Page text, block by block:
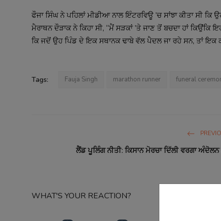
ਫੌਜਾ ਸਿੰਘ ਨੇ ਪਹਿਲਾਂ ਮੀਡੀਆ ਨਾਲ ਇੰਟਰਵਿਊ ’ਚ ਸਾਂਝਾ ਕੀਤਾ ਸੀ
ਮੈਰਾਥਨ ਦੌੜਾਕ ਨੇ ਕਿਹਾ ਸੀ, “ਮੈਂ ਸੜਕਾਂ ’ਤੇ ਜਾਣ ਤੋਂ ਬਚਦਾ ਹਾਂ
ਕਿ ਜਦੋਂ ਉਹ ਪਿੰਡ ਦੇ ਇਕ ਸਥਾਨਕ ਢਾਬੇ ਵੱਲ ਪੈਦਲ ਜਾ ਰਹੇ ਸਨ, ਤਾਂ ਇਕ
Tags: Fauja Singh marathon runner funeral
ਲੈਂਡ ਪੂਲਿੰਗ ਨੀਤੀ: ਕਿਸਾਨ ਮੋਰਚਾ ਦਿੱਲੀ ਵਰਗਾ
WHAT'S YOUR REACTION?